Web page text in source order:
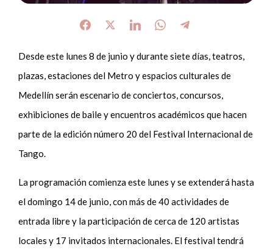
Desde este lunes 8 de junio y durante siete días, teatros,
plazas, estaciones del Metro y espacios culturales de
Medellín serán escenario de conciertos, concursos,
exhibiciones de baile y encuentros académicos que hacen
parte de la edición número 20 del Festival Internacional de
Tango.
La programación comienza este lunes y se extenderá hasta
el domingo 14 de junio, con más de 40 actividades de
entrada libre y la participación de cerca de 120 artistas
locales y 17 invitados internacionales. El festival tendrá